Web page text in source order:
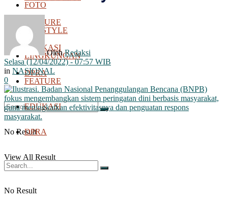
FEATURE
EDUKASI
DPRA
No Result
View All Result
FOTO
LIFESTYLE
LINGKUNGAN
FEATURE
EDUKASI
DPRA
No Result
Oleh Redaksi
Selasa (12/04/2022) - 07:57 WIB
in NASIONAL
0